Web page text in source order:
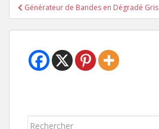
de
l’article
Générateur de Bandes en Dégradé Gris
Rechercher...